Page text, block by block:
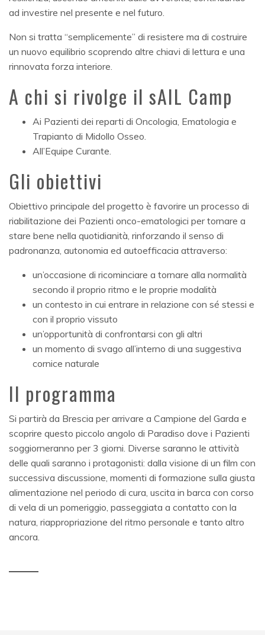
ad investire nel presente e nel futuro.
Non si tratta “semplicemente” di resistere ma di costruire
un nuovo equilibrio scoprendo altre chiavi di lettura e una
rinnovata forza interiore.
A chi si rivolge il sAIL Camp
Ai Pazienti dei reparti di Oncologia, Ematologia e
Trapianto di Midollo Osseo.
All’Equipe Curante.
Gli obiettivi
Obiettivo principale del progetto è favorire un processo di
riabilitazione dei Pazienti onco-ematologici per tornare a
stare bene nella quotidianità, rinforzando il senso di
padronanza, autonomia ed autoefficacia attraverso:
un’occasione di ricominciare a tornare alla normalità
secondo il proprio ritmo e le proprie modalità
un contesto in cui entrare in relazione con sé stessi e
con il proprio vissuto
un’opportunità di confrontarsi con gli altri
un momento di svago all’interno di una suggestiva
cornice naturale
Il programma
Si partirà da Brescia per arrivare a Campione del Garda e
scoprire questo piccolo angolo di Paradiso dove i Pazienti
soggiorneranno per 3 giorni. Diverse saranno le attività
delle quali saranno i protagonisti: dalla visione di un film con
successiva discussione, momenti di formazione sulla giusta
alimentazione nel periodo di cura, uscita in barca con corso
di vela di un pomeriggio, passeggiata a contatto con la
natura, riappropriazione del ritmo personale e tanto altro
ancora.